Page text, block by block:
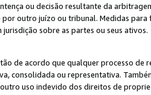
ou decisão resultante da
por outro juízo ou tribunal. Medidas
jurisdição sobre as partes ou seus ativos.
de acordo que qualquer processo
consolidada ou representativa.
uso indevido dos direitos de